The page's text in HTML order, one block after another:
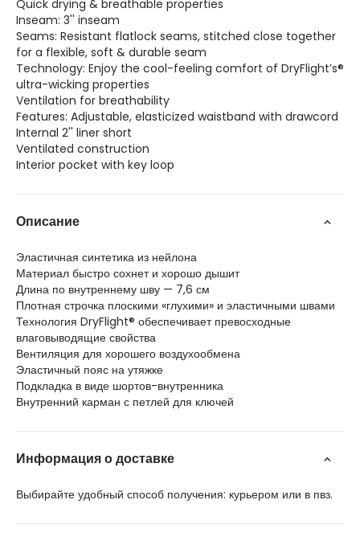
Quick drying & breathable properties
Inseam: 3'' inseam
Seams: Resistant flatlock seams, stitched close together
for a flexible, soft & durable seam
Technology: Enjoy the cool-feeling comfort of DryFlight’s®
ultra-wicking properties
Ventilation for breathability
Features: Adjustable, elasticized waistband with drawcord
Internal 2'' liner short
Ventilated construction
Interior pocket with key loop
Описание
Эластичная синтетика из нейлона
Материал быстро сохнет и хорошо дышит
Длина по внутреннему шву — 7,6 см
Плотная строчка плоскими «глухими» и эластичными швами
Технология DryFlight® обеспечивает превосходные
влаговыводящие свойства
Вентиляция для хорошего воздухообмена
Эластичный пояс на утяжке
Подкладка в виде шортов-внутренника
Внутренний карман с петлей для ключей
Информация о доставке
Выбирайте удобный способ получения: курьером или в пвз.